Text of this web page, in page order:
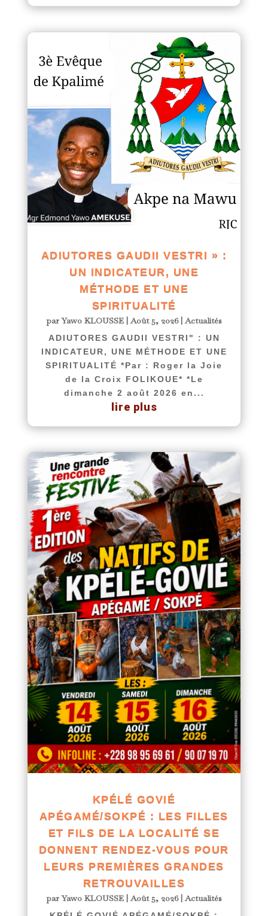
ADIUTORES GAUDII VESTRI » :
UN INDICATEUR, UNE
MÉTHODE ET UNE
SPIRITUALITÉ
parYawo KLOUSSE|Août 5, 2026|Actualités
ADIUTORES GAUDII VESTRI" : UN
INDICATEUR, UNE MÉTHODE ET UNE
SPIRITUALITÉ *Par : Roger la Joie
de la Croix FOLIKOUE* *Le
dimanche 2 août 2026 en...
lire plus
KPÉLÉ GOVIÉ
APÉGAMÉ/SOKPÉ : LES FILLES
ET FILS DE LA LOCALITÉ SE
DONNENT RENDEZ-VOUS POUR
LEURS PREMIÈRES GRANDES
RETROUVAILLES
parYawo KLOUSSE|Août 5, 2026|Actualités